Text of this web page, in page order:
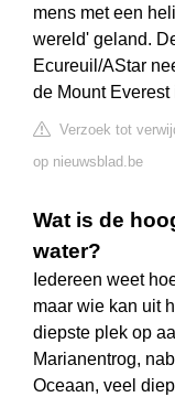
mens met een
wereld' geland.
Ecureuil/AStar
de Mount
Verzoek tot
op nieuwsblad.be
Wat is de
water?
Iedereen weet
maar wie kan uit
diepste plek op
Marianentrog,
Oceaan, veel